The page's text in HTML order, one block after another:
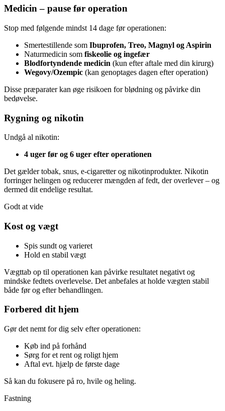
Medicin – pause før operation
Stop med følgende mindst 14 dage før operationen:
Smertestillende som Ibuprofen, Treo, Magnyl og Aspirin
Naturmedicin som fiskeolie og ingefær
Blodfortyndende medicin (kun efter aftale med din kirurg)
Wegovy/Ozempic (kan genoptages dagen efter operation)
Disse præparater kan øge risikoen for blødning og påvirke din
bedøvelse.
Rygning og nikotin
Undgå al nikotin:
4 uger før og 6 uger efter operationen
Det gælder tobak, snus, e-cigaretter og nikotinprodukter. Nikotin
forringer helingen og reducerer mængden af fedt, der overlever – og
dermed dit endelige resultat.
Godt at vide
Kost og vægt
Spis sundt og varieret
Hold en stabil vægt
Vægttab op til operationen kan påvirke resultatet negativt og
mindske fedtets overlevelse. Det anbefales at holde vægten stabil
både før og efter behandlingen.
Forbered dit hjem
Gør det nemt for dig selv efter operationen:
Køb ind på forhånd
Sørg for et rent og roligt hjem
Aftal evt. hjælp de første dage
Så kan du fokusere på ro, hvile og heling.
Fastning